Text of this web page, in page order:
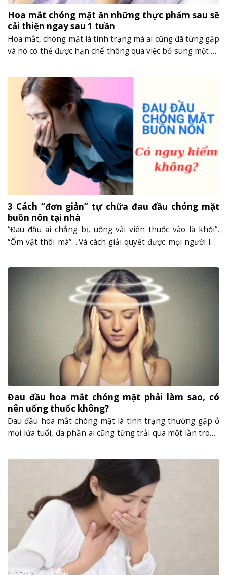
Hoa mắt chóng mặt ăn những thực phẩm sau sẽ
cải thiện ngay sau 1 tuần
Hoa mắt, chóng mặt là tình trạng mà ai cũng đã từng gặp
và nó có thể được hạn chế thông qua việc bổ sung một số
hoa mắt chóng mặt nên ăn gì và uống gì để bổ sung
những chất này? Hãy cùng......
3 Cách “đơn giản” tự chữa đau đầu chóng mặt
buồn nôn tại nhà
“Đau đầu ai chẳng bị, uống vài viên thuốc vào là khỏi”,
“Ốm vặt thôi mà”….Và cách giải quyết được mọi người lựa
thấp lên liều cao. Nhưng việc làm này cũng là nguyên
nhân khiến bệnh không thuyên giảm, thậm chí còn
Đau đầu hoa mắt chóng mặt phải làm sao, có
nên uống thuốc không?
Đau đầu hoa mắt chóng mặt là tình trạng thường gặp ở
mọi lứa tuổi, đa phần ai cũng từng trải qua một lần trong
thường xuyên, thì đây có thể là dấu hiệu sớm của các
bệnh lý nguy hiểm. Vì vậy, việc......